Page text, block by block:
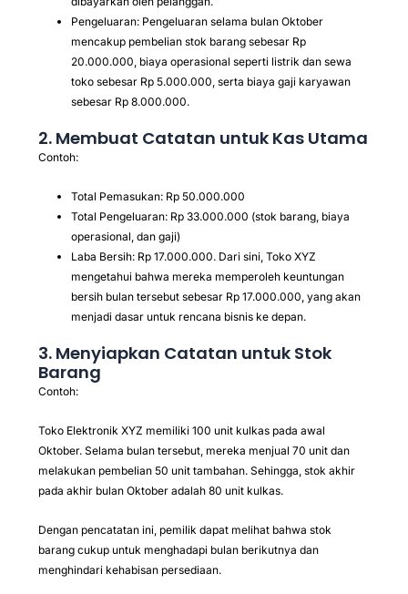
Pengeluaran: Pengeluaran selama bulan Oktober
mencakup pembelian stok barang sebesar Rp
20.000.000, biaya operasional seperti listrik dan sewa
toko sebesar Rp 5.000.000, serta biaya gaji karyawan
sebesar Rp 8.000.000.
2. Membuat Catatan untuk Kas Utama
Contoh:
Total Pemasukan: Rp 50.000.000
Total Pengeluaran: Rp 33.000.000 (stok barang, biaya
operasional, dan gaji)
Laba Bersih: Rp 17.000.000. Dari sini, Toko XYZ
mengetahui bahwa mereka memperoleh keuntungan
bersih bulan tersebut sebesar Rp 17.000.000, yang akan
menjadi dasar untuk rencana bisnis ke depan.
3. Menyiapkan Catatan untuk Stok
Barang
Contoh:
Toko Elektronik XYZ memiliki 100 unit kulkas pada awal
Oktober. Selama bulan tersebut, mereka menjual 70 unit dan
melakukan pembelian 50 unit tambahan. Sehingga, stok akhir
pada akhir bulan Oktober adalah 80 unit kulkas.
Dengan pencatatan ini, pemilik dapat melihat bahwa stok
barang cukup untuk menghadapi bulan berikutnya dan
menghindari kehabisan persediaan.